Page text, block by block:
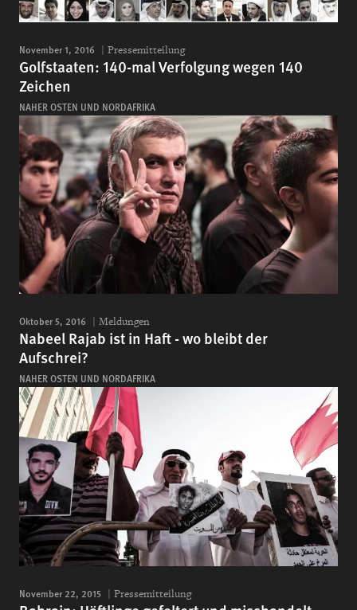
November 1, 2016 Pressemitteilung
Golfstaaten: 140-mal Verfolgung wegen 140
Zeichen
NAHER OSTEN UND NORDAFRIKA
Oktober 5, 2016 Meldungen
Nabeel Rajab ist in Haft - wo bleibt der
Aufschrei?
NAHER OSTEN UND NORDAFRIKA
November 22, 2015 Pressemitteilung